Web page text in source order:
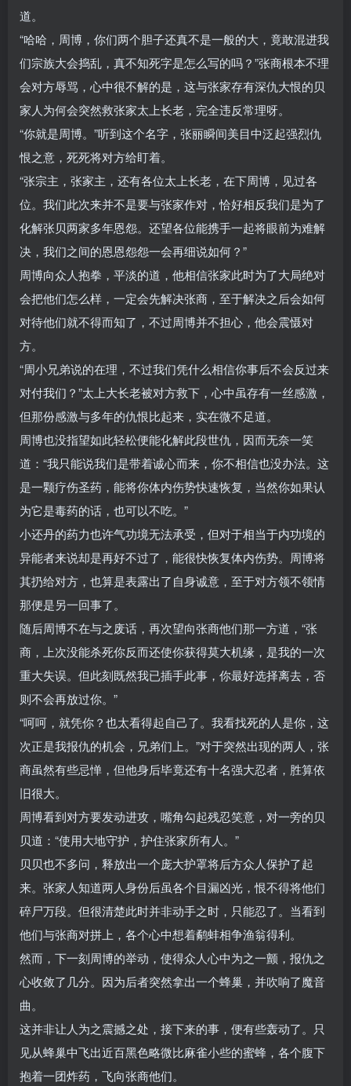
道。
“哈哈，周博，你们两个胆子还真不是一般的大，竟敢混进我
们宗族大会捣乱，真不知死字是怎么写的吗？”张商根本不理
会对方辱骂，心中很不解的是，这与张家存有深仇大恨的贝
家人为何会突然救张家太上长老，完全违反常理呀。
“你就是周博。”听到这个名字，张丽瞬间美目中泛起强烈仇
恨之意，死死将对方给盯着。
“张宗主，张家主，还有各位太上长老，在下周博，见过各
位。我们此次来并不是要与张家作对，恰好相反我们是为了
化解张贝两家多年恩怨。还望各位能携手一起将眼前为难解
决，我们之间的恩恩怨怨一会再细说如何？”
周博向众人抱拳，平淡的道，他相信张家此时为了大局绝对
会把他们怎么样，一定会先解决张商，至于解决之后会如何
对待他们就不得而知了，不过周博并不担心，他会震慑对
方。
“周小兄弟说的在理，不过我们凭什么相信你事后不会反过来
对付我们？”太上大长老被对方救下，心中虽存有一丝感激，
但那份感激与多年的仇恨比起来，实在微不足道。
周博也没指望如此轻松便能化解此段世仇，因而无奈一笑
道：“我只能说我们是带着诚心而来，你不相信也没办法。这
是一颗疗伤圣药，能将你体内伤势快速恢复，当然你如果认
为它是毒药的话，也可以不吃。”
小还丹的药力也许气功境无法承受，但对于相当于内功境的
异能者来说却是再好不过了，能很快恢复体内伤势。周博将
其扔给对方，也算是表露出了自身诚意，至于对方领不领情
那便是另一回事了。
随后周博不在与之废话，再次望向张商他们那一方道，“张
商，上次没能杀死你反而还使你获得莫大机缘，是我的一次
重大失误。但此刻既然我已插手此事，你最好选择离去，否
则不会再放过你。”
“呵呵，就凭你？也太看得起自己了。我看找死的人是你，这
次正是我报仇的机会，兄弟们上。”对于突然出现的两人，张
商虽然有些忌惮，但他身后毕竟还有十名强大忍者，胜算依
旧很大。
周博看到对方要发动进攻，嘴角勾起残忍笑意，对一旁的贝
贝道：“使用大地守护，护住张家所有人。”
贝贝也不多问，释放出一个庞大护罩将后方众人保护了起
来。张家人知道两人身份后虽各个目漏凶光，恨不得将他们
碎尸万段。但很清楚此时并非动手之时，只能忍了。当看到
他们与张商对拼上，各个心中想着鹬蚌相争渔翁得利。
然而，下一刻周博的举动，使得众人心中为之一颤，报仇之
心收敛了几分。因为后者突然拿出一个蜂巢，并吹响了魔音
曲。
这并非让人为之震撼之处，接下来的事，便有些轰动了。只
见从蜂巢中飞出近百黑色略微比麻雀小些的蜜蜂，各个腹下
抱着一团炸药，飞向张商他们。